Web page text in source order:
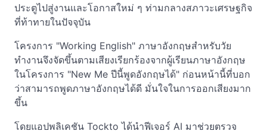
ประตูไปสู่งานและโอกาสใหม่ ๆ ท่ามกลางสภาวะเศรษฐกิจ
ที่ท้าทายในปัจจุบัน
โครงการ "Working English" ภาษาอังกฤษสำหรับวัย
ทำงานจึงจัดขึ้นตามเสียงเรียกร้องจากผู้เรียนภาษาอังกฤษ
ในโครงการ "New Me ปีนี้พูดอังกฤษได้" ก่อนหน้านี้ที่บอก
ว่าสามารถพูดภาษาอังกฤษได้ดี มั่นใจในการออกเสียงมาก
ขึ้น
โดยแอปพลิเคชัน Tockto ได้นำฟีเจอร์ AI มาช่วยตรวจ